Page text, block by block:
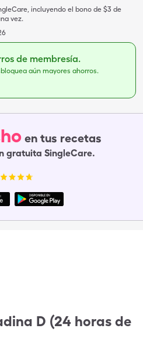
incluyendo el bono de $3 de
vez.
de membresía.
aún mayores ahorros.
en tus recetas
gratuita SingleCare.
D (24 horas de